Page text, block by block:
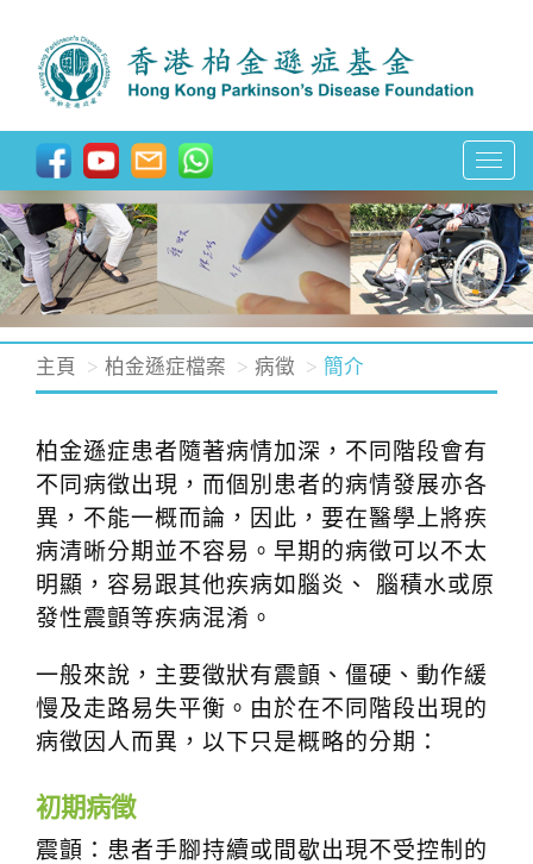
T
o
g
g
l
e
a
i
主頁 柏金遜症檔案 病徵 簡介
柏金遜症患者隨著病情加深，不同階段會有
不同病徵出現，而個別患者的病情發展亦各
異，不能一概而論，因此，要在醫學上將疾
病清晰分期並不容易。早期的病徵可以不太
明顯，容易跟其他疾病如腦炎、 腦積水或原
發性震顫等疾病混淆。
一般來說，主要徵狀有震顫、僵硬、動作緩
慢及走路易失平衡。由於在不同階段出現的
病徵因人而異，以下只是概略的分期：
初期病徵
震顫：患者手腳持續或間歇出現不受控制的